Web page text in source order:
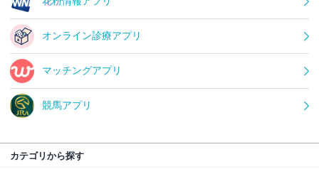
オンライン診療アプリ
マッチングアプリ
競馬アプリ
カテゴリから探す